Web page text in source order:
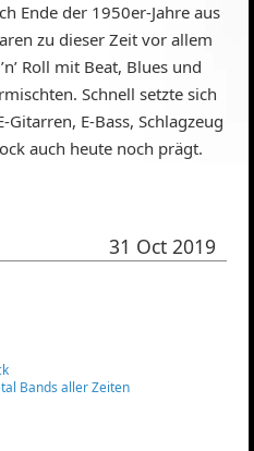
Ende der 1950er-Jahre aus
zu dieser Zeit vor allem
Roll mit Beat, Blues und
Schnell setzte sich
E-Bass, Schlagzeug
auch heute noch prägt.
31 Oct 2019
Bands aller Zeiten